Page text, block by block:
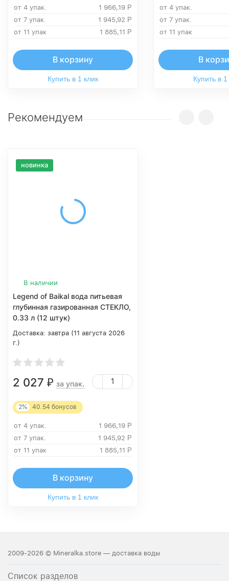
от 4 упак. 1 966,19 Р
от 7 упак.
1 945,92 Р
от 11 упак
1 885,11 Р
В корзину
Купить в 1 клик
от 4 упак.
от 7 упак.
от 11 упак
В
Купить в 1
Рекомендуем
новинка
В наличии
Legend of Baikal вода питьевая
глубинная газированная СТЕКЛО,
0.33 л (12 штук)
Доставка: завтра (11 августа 2026
г.)
2 027 ₽ за упак.
2% 40.54 бонусов
от 4 упак. 1 966,19 Р
от 7 упак.
1 945,92 Р
от 11 упак
1 885,11 Р
В корзину
Купить в 1 клик
2009-2026 © Mineralka.store — доставка воды
Список разделов